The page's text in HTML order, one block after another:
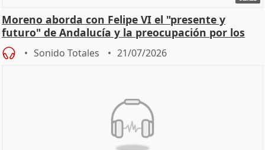
Moreno aborda con Felipe VI el "presente y
futuro" de Andalucía y la preocupación por los
incendios
Sonido Totales 21/07/2026